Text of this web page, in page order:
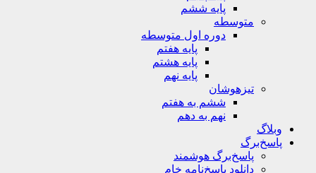
پایه ششم
متوسطه
دوره اول متوسطه
پایه هفتم
پایه هشتم
پایه نهم
تیزهوشان
ششم به هفتم
نهم به دهم
وبلاگ
پاسخ‌برگ
پاسخ‌برگ‌ هوشمند
دانلود پاسخ‌نامه خام